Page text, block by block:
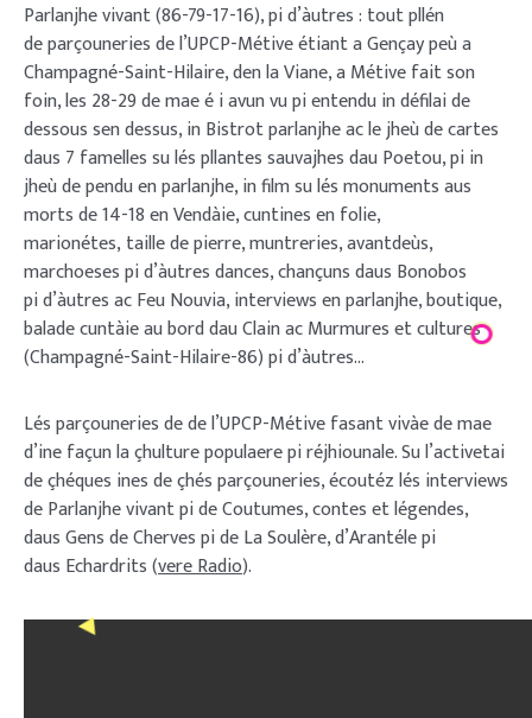
Parlanjhe vivant (86­-79-­17-­16), pi d’àutres : tout pllén
de parçouneries de l’UPCP-­Métive étiant a Gençay peù a
Champagné­-Saint-­Hilaire, den la Viane, a Métive fait son
foin, les 28-­29 de mae é i avun vu pi entendu in défilai de
dessous sen dessus, in Bistrot parlanjhe ac le jheù de cartes
daus 7 famelles su lés pllantes sauvajhes dau Poetou, pi in
jheù de pendu en parlanjhe, in film su lés monuments aus
morts de 14­-18 en Vendàie, cuntines en folie,
marionétes, taille de pierre, muntreries, avant­deùs,
marchoeses pi d’àutres dances, chançuns daus Bonobos
pi d’àutres ac Feu Nouvia, interviews en parlanjhe, boutique,
balade cuntàie au bord dau Clain ac Murmures et cultures
(Champagné-­Saint-­Hilaire-­86) pi d’àutres…
Lés parçouneries de de l’UPCP­-Métive fasant vivàe de mae
d’ine façun la çhulture populaere pi réjhiounale. Su l’activetai
de çhéques ines de çhés parçouneries, écoutéz lés interviews
de Parlanjhe vivant pi de Coutumes, contes et légendes,
daus Gens de Cherves pi de La Soulère, d’Arantéle pi
daus Echardrits (vere Radio).